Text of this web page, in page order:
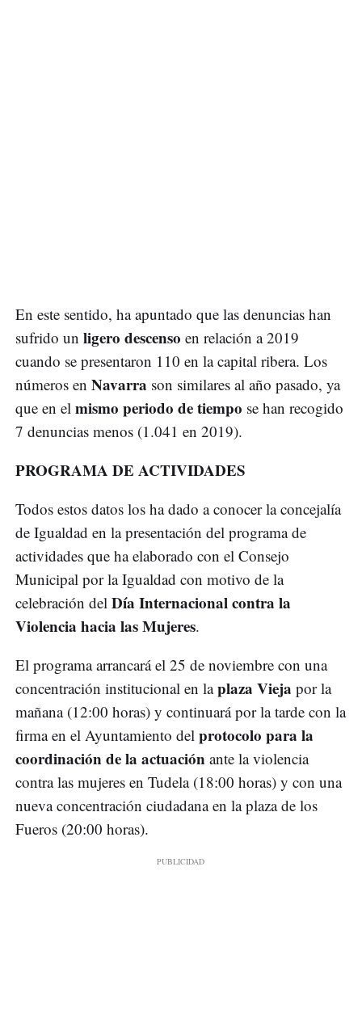
En este sentido, ha apuntado que las denuncias han
sufrido un ligero descenso en relación a 2019
cuando se presentaron 110 en la capital ribera. Los
números en Navarra son similares al año pasado, ya
que en el mismo periodo de tiempo se han recogido
7 denuncias menos (1.041 en 2019).
PROGRAMA DE ACTIVIDADES
Todos estos datos los ha dado a conocer la concejalía
de Igualdad en la presentación del programa de
actividades que ha elaborado con el Consejo
Municipal por la Igualdad con motivo de la
celebración del Día Internacional contra la
Violencia hacia las Mujeres.
El programa arrancará el 25 de noviembre con una
concentración institucional en laplaza Vieja por la
mañana (12:00 horas) y continuará por la tarde con la
firma en el Ayuntamiento del protocolo para la
coordinación de la actuación ante la violencia
contra las mujeres en Tudela (18:00 horas) y con una
nueva concentración ciudadana en la plaza de los
Fueros (20:00 horas).